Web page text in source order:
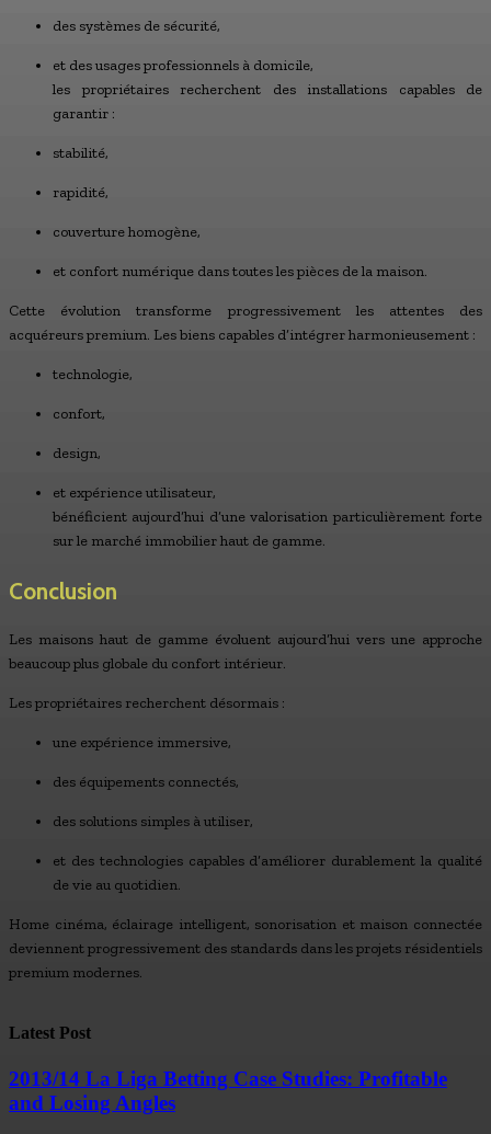
des systèmes de sécurité,
et des usages professionnels à domicile,
les propriétaires recherchent des installations capables de
garantir :
stabilité,
rapidité,
couverture homogène,
et confort numérique dans toutes les pièces de la maison.
Cette évolution transforme progressivement les attentes des
acquéreurs premium. Les biens capables d’intégrer harmonieusement :
technologie,
confort,
design,
et expérience utilisateur,
bénéficient aujourd’hui d’une valorisation particulièrement forte
sur le marché immobilier haut de gamme.
Conclusion
Les maisons haut de gamme évoluent aujourd’hui vers une approche
beaucoup plus globale du confort intérieur.
Les propriétaires recherchent désormais :
une expérience immersive,
des équipements connectés,
des solutions simples à utiliser,
et des technologies capables d’améliorer durablement la qualité
de vie au quotidien.
Home cinéma, éclairage intelligent, sonorisation et maison connectée
deviennent progressivement des standards dans les projets résidentiels
premium modernes.
Latest Post
2013/14 La Liga Betting Case Studies: Profitable
and Losing Angles